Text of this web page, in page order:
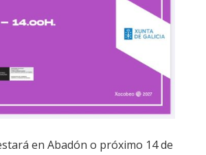
en Abadón o próximo 14 de